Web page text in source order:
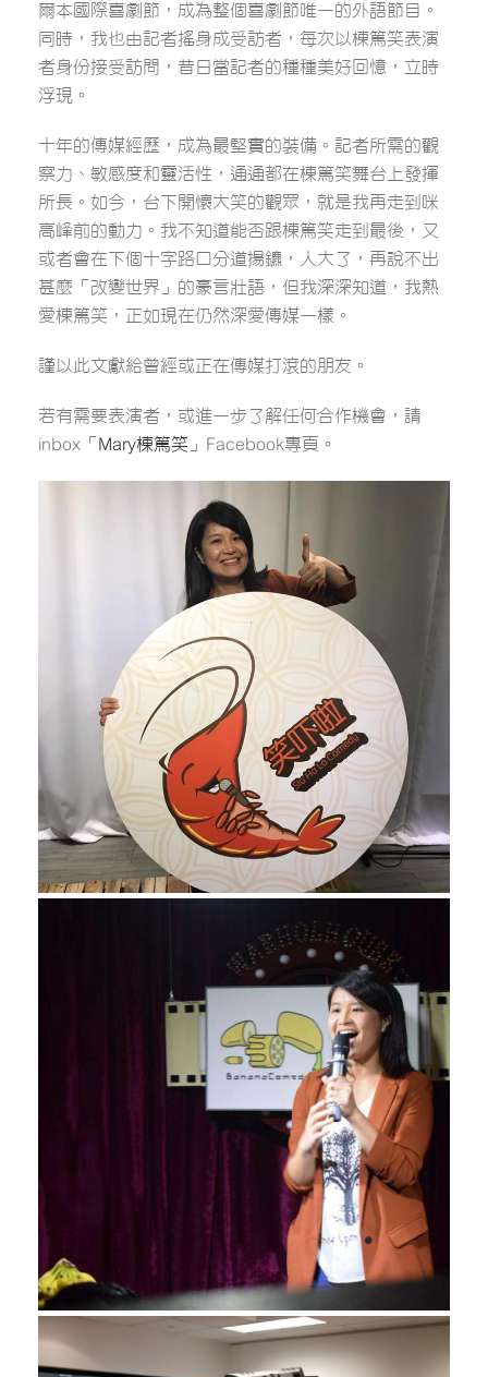
爾本國際喜劇節，成為整個喜劇節唯一的外語節目。
同時，我也由記者搖身成受訪者，每次以棟篤笑表演
者身份接受訪問，昔日當記者的種種美好回憶，立時
浮現。
十年的傳媒經歷，成為最堅實的裝備。記者所需的觀
察力、敏感度和靈活性，通通都在棟篤笑舞台上發揮
所長。如今，台下開懷大笑的觀眾，就是我再走到咪
高峰前的動力。我不知道能否跟棟篤笑走到最後，又
或者會在下個十字路口分道揚鑣，人大了，再說不出
甚麼「改變世界」的豪言壯語，但我深深知道，我熱
愛棟篤笑，正如現在仍然深愛傳媒一樣。
謹以此文獻給曾經或正在傳媒打滾的朋友。
若有需要表演者，或進一步了解任何合作機會，請
inbox「 Mary棟篤笑 」Facebook專頁。